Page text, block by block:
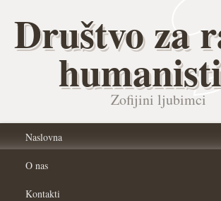
Društvo za
Zofijini ljubimci
Naslovna
O nas
Kontakti